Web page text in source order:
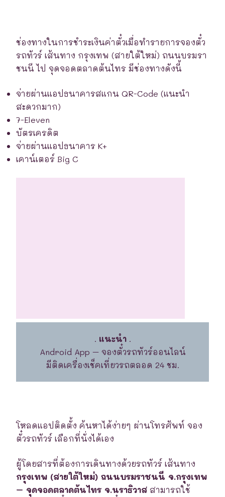
ช่องทางในการชำระเงินค่าตั๋วเมื่อทำรายการจองตั๋ว
รถทัวร์ เส้นทาง กรุงเทพ (สายใต้ใหม่) ถนนบรมรา
ชนนี ไป จุดจอดตลาดต้นไทร มีช่องทางดังนี้
จ่ายผ่านแอปธนาคารสแกน QR-Code (แนะนำ
สะดวกมาก)
7-Eleven
บัตรเครดิต
จ่ายผ่านแอปธนาคาร K+
เคาน์เตอร์ Big C
. แนะนำ.
Android App – จองตั๋วรถทัวร์ออนไลน์
มีติดเครื่องเช็คเที่ยวรถตลอด 24 ชม.
โหลดแอปติดตั้ง ค้นหาได้ง่ายๆ ผ่านโทรศัพท์ จอง
ตั๋วรถทัวร์ เลือกที่นั่งได้เอง
ผู้โดยสารที่ต้องการเดินทางด้วยรถทัวร์ เส้นทาง
กรุงเทพ (สายใต้ใหม่) ถนนบรมราชนนี จ.กรุงเทพ
– จุดจอดตลาดต้นไทร จ.นราธิวาส สามารถใช้